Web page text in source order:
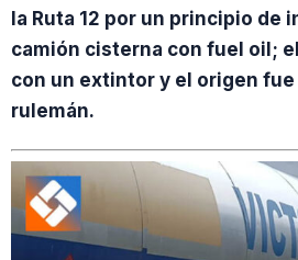
la Ruta 12 por un principio de
camión cisterna con fuel oil;
con un extintor y el origen
rulemán.